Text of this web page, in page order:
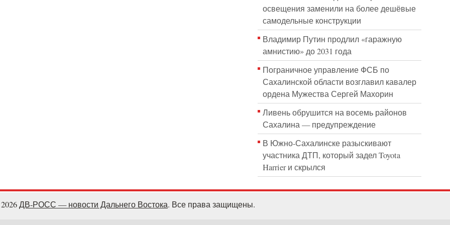
освещения заменили на более дешёвые
самодельные конструкции
Владимир Путин продлил «гаражную
амнистию» до 2031 года
Пограничное управление ФСБ по
Сахалинской области возглавил кавалер
ордена Мужества Сергей Махорин
Ливень обрушится на восемь районов
Сахалина — предупреждение
В Южно-Сахалинске разыскивают
участника ДТП, который задел Toyota
Harrier и скрылся
ДВ-РОСС — новости Дальнего Востока. Все права защищены.